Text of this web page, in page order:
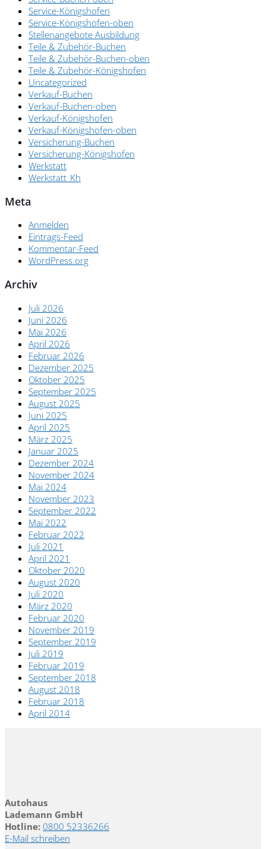
Service-Königshofen
Service-Königshofen-oben
Stellenangebote Ausbildung
Teile & Zubehör-Buchen
Teile & Zubehör-Buchen-oben
Teile & Zubehör-Königshofen
Uncategorized
Verkauf-Buchen
Verkauf-Buchen-oben
Verkauf-Königshofen
Verkauf-Königshofen-oben
Versicherung-Buchen
Versicherung-Königshofen
Werkstatt
Werkstatt_Kh
Meta
Anmelden
Eintrags-Feed
Kommentar-Feed
WordPress.org
Archiv
Juli 2026
Juni 2026
Mai 2026
April 2026
Februar 2026
Dezember 2025
Oktober 2025
September 2025
August 2025
Juni 2025
April 2025
März 2025
Januar 2025
Dezember 2024
November 2024
Mai 2024
November 2023
September 2022
Mai 2022
Februar 2022
Juli 2021
April 2021
Oktober 2020
August 2020
Juli 2020
März 2020
Februar 2020
November 2019
September 2019
Juli 2019
Februar 2019
September 2018
August 2018
Februar 2018
April 2014
Autohaus
Lademann GmbH
Hotline: 0800 52336266
E-Mail schreiben